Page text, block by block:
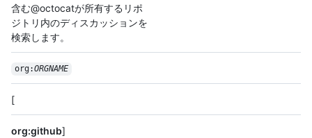
含む@octocatが所有するリポ
ジトリ内のディスカッションを
検索します。
org:ORGNAME
[
org:github]